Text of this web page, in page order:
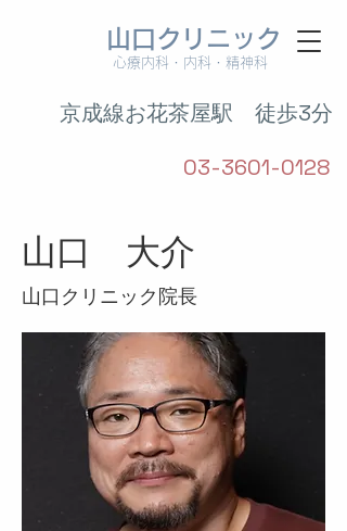
山口クリニック
京成線お花茶屋駅 徒歩3分
03-3601-0128
心療内科・内科・精神科
山口 大介
山口クリニック院長